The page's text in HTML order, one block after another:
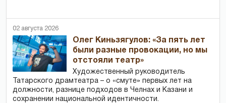
02 августа 2026
Олег Киньзягулов: «За пять лет
были разные провокации, но мы
отстояли театр»
Художественный руководитель
Татарского драмтеатра – о «смуте» первых лет на
должности, разнице подходов в Челнах и Казани и
сохранении национальной идентичности.